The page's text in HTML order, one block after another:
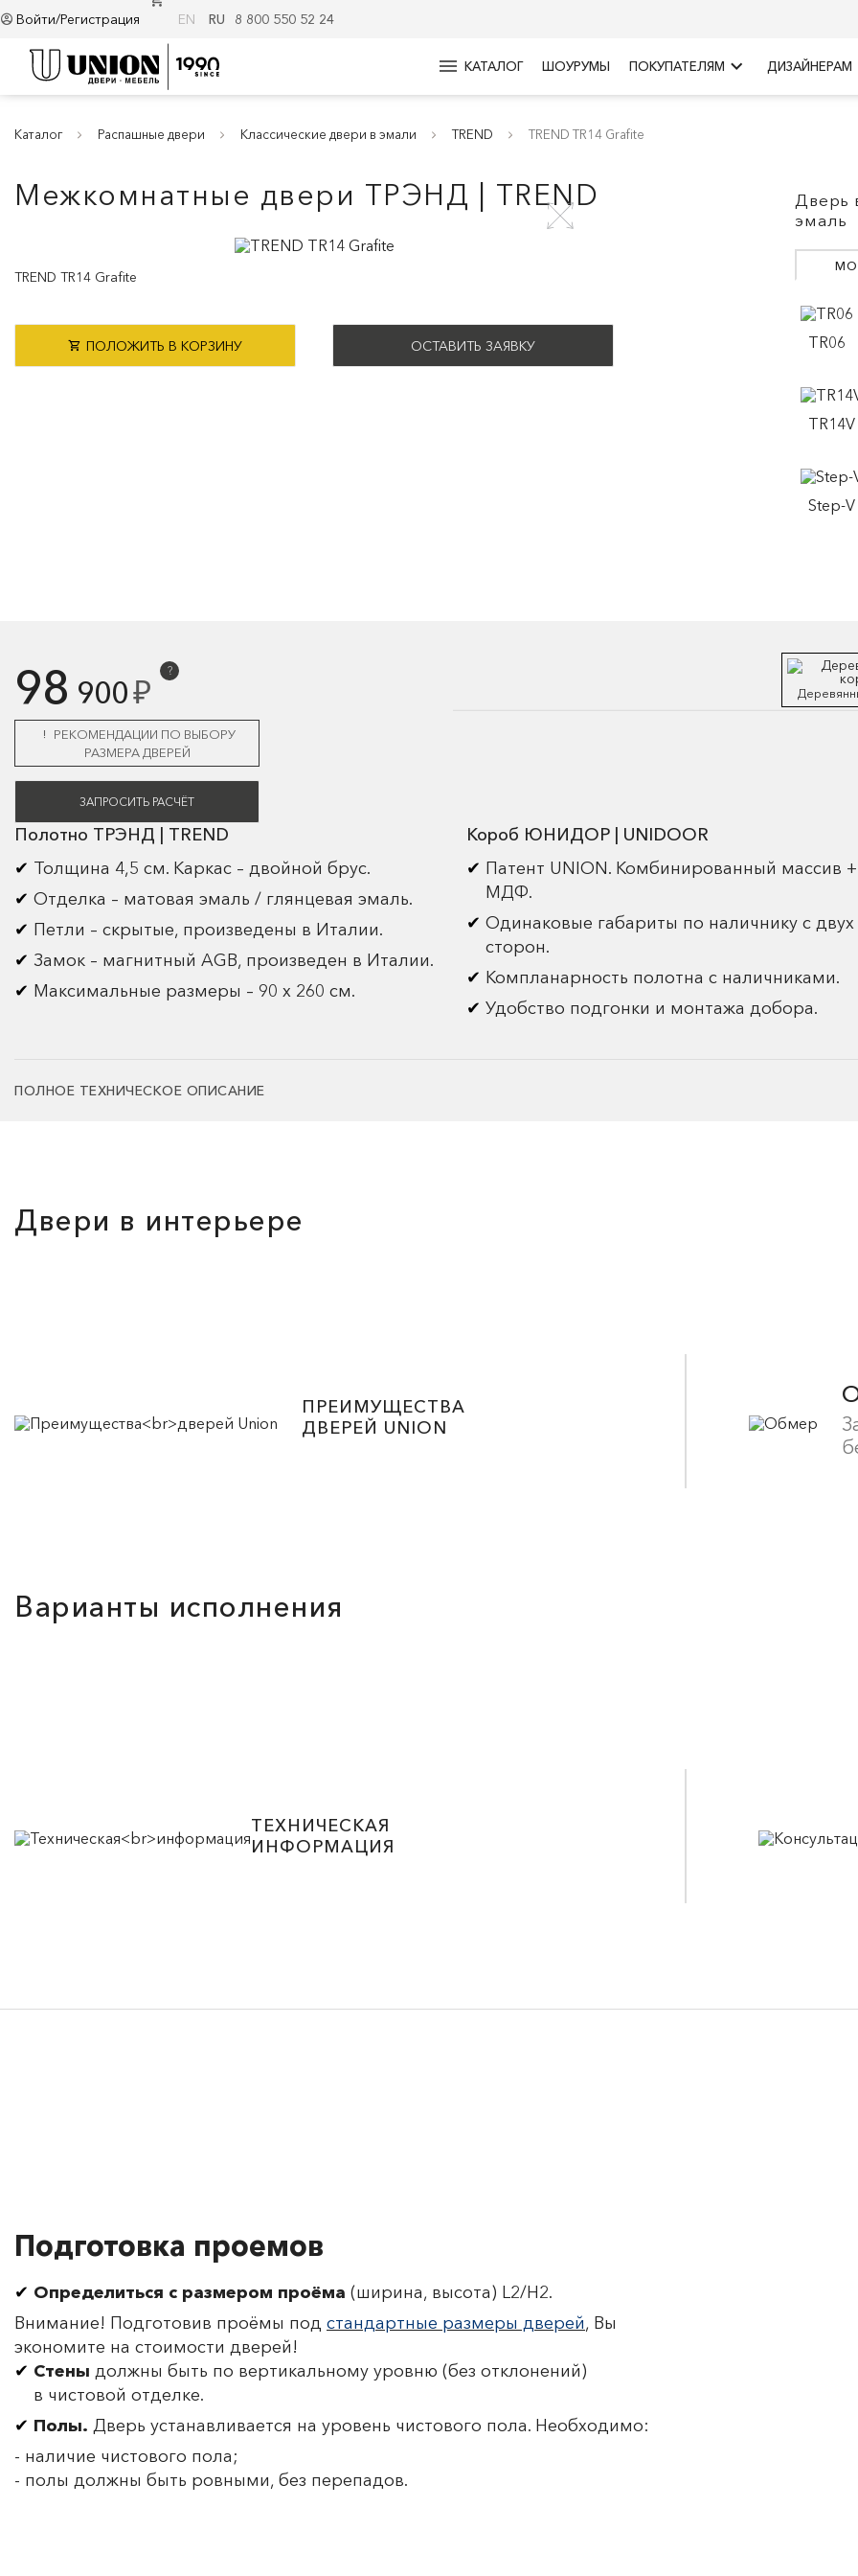
Войти/Регистрация EN RU 8 800 550 52 24
menu КАТАЛОГ ШОУРУМЫ ПОКУПАТЕЛЯМ keyboard_arrow_right ДИЗАЙНЕРАМ
Каталог Распашные двери Классические двери в эмали TREND TREND TR14 Grafite
Межкомнатные двери ТРЭНД | TREND
TREND TR14 Grafite
ПОЛОЖИТЬ В КОРЗИНУ ОСТАВИТЬ ЗАЯВКУ
Дверь
эмаль
TR06
TR14V
Step-V
98 900₽
?
РЕКОМЕНДАЦИИ ПО ВЫБОРУ
РАЗМЕРА ДВЕРЕЙ
ЗАПРОСИТЬ РАСЧЁТ
Полотно ТРЭНД | TREND
Толщина 4,5 см. Каркас – двойной брус.
Отделка – матовая эмаль / глянцевая эмаль.
Петли – скрытые, произведены в Италии.
Замок – магнитный AGB, произведен в Италии.
Максимальные размеры – 90 х 260 см.
Короб ЮНИДОР | UNIDOOR
Патент UNION. Комбинированный массив +
МДФ.
Одинаковые габариты по наличнику с двух
сторон.
Компланарность полотна с наличниками.
Удобство подгонки и монтажа добора.
ПОЛНОЕ ТЕХНИЧЕСКОЕ ОПИСАНИЕ
Двери в интерьере
ПРЕИМУЩЕСТВА
ДВЕРЕЙ UNION
Варианты исполнения
ТЕХНИЧЕСКАЯ
ИНФОРМАЦИЯ
Подготовка проемов
Определиться с размером проёма (ширина, высота) L2/H2.
Внимание! Подготовив проёмы под стандартные размеры дверей, Вы
экономите на стоимости дверей!
Стены должны быть по вертикальному уровню (без отклонений)
в чистовой отделке.
Полы. Дверь устанавливается на уровень чистового пола. Необходимо:
- наличие чистового пола;
- полы должны быть ровными, без перепадов.